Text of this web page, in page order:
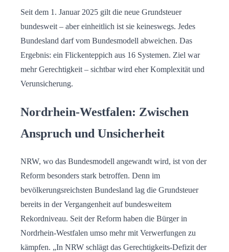
Seit dem 1. Januar 2025 gilt die neue Grundsteuer
bundesweit – aber einheitlich ist sie keineswegs. Jedes
Bundesland darf vom Bundesmodell abweichen. Das
Ergebnis: ein Flickenteppich aus 16 Systemen. Ziel war
mehr Gerechtigkeit – sichtbar wird eher Komplexität und
Verunsicherung.
Nordrhein-Westfalen: Zwischen
Anspruch und Unsicherheit
NRW, wo das Bundesmodell angewandt wird, ist von der
Reform besonders stark betroffen. Denn im
bevölkerungsreichsten Bundesland lag die Grundsteuer
bereits in der Vergangenheit auf bundesweitem
Rekordniveau. Seit der Reform haben die Bürger in
Nordrhein-Westfalen umso mehr mit Verwerfungen zu
kämpfen. „In NRW schlägt das Gerechtigkeits-Defizit der